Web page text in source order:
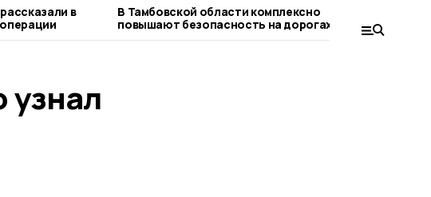
в
В Тамбовской области комплексно
повышают безопасность на дорогах
ЦРБ двух
узнал